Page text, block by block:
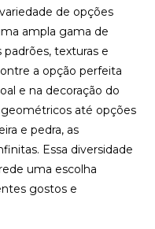
de opções
ampla gama de
texturas e
a opção perfeita
e na decoração do
até opções
e pedra, as
Essa diversidade
uma escolha
gostos e